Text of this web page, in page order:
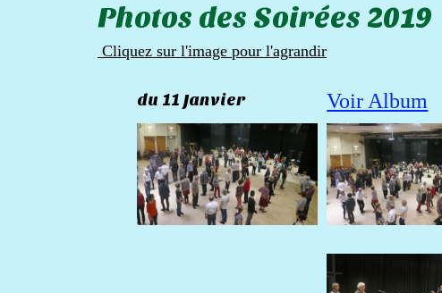
Photos des Soirées 2019
Cliquez sur l'image pour l'agrandir
du 11 Janvier Voir Album